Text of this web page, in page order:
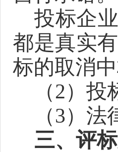
投标企
都是真实
标的取消
（2）投
（3）法
三、评